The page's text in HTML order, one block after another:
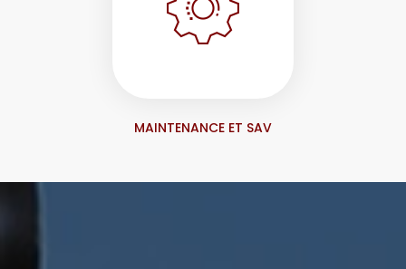
MAINTENANCE ET SAV